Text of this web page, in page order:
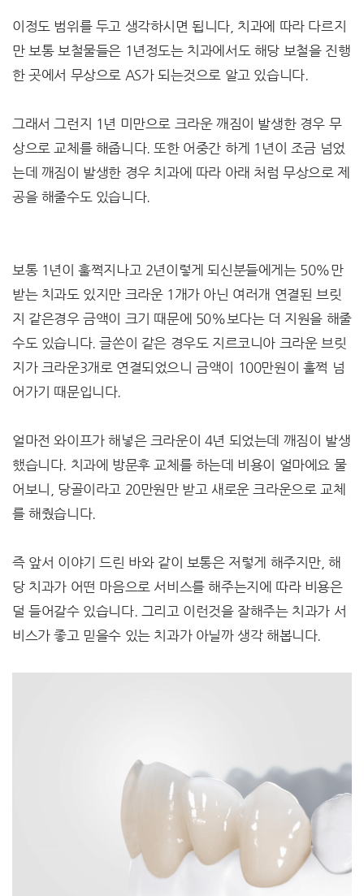
이정도 범위를 두고 생각하시면 됩니다, 치과에 따라 다르지
만 보통 보철물들은 1년정도는 치과에서도 해당 보철을 진행
한 곳에서 무상으로 AS가 되는것으로 알고 있습니다.
그래서 그런지 1년 미만으로 크라운 깨짐이 발생한 경우 무
상으로 교체를 해줍니다. 또한 어중간 하게 1년이 조금 넘었
는데 깨짐이 발생한 경우 치과에 따라 아래 처럼 무상으로 제
공을 해줄수도 있습니다.
보통 1년이 훌쩍지나고 2년이렇게 되신분들에게는 50%만
받는 치과도 있지만 크라운 1개가 아닌 여러개 연결된 브릿
지 같은경우 금액이 크기 때문에 50%보다는 더 지원을 해줄
수도 있습니다. 글쓴이 같은 경우도 지르코니아 크라운 브릿
지가 크라운3개로 연결되었으니 금액이 100만원이 훌쩍 넘
어가기 때문입니다.
얼마전 와이프가 해넣은 크라운이 4년 되었는데 깨짐이 발생
했습니다. 치과에 방문후 교체를 하는데 비용이 얼마에요 물
어보니, 당골이라고 20만원만 받고 새로운 크라운으로 교체
를 해줬습니다.
즉 앞서 이야기 드린 바와 같이 보통은 저렇게 해주지만, 해
당 치과가 어떤 마음으로 서비스를 해주는지에 따라 비용은
덜 들어갈수 있습니다. 그리고 이런것을 잘해주는 치과가 서
비스가 좋고 믿을수 있는 치과가 아닐까 생각 해봅니다.